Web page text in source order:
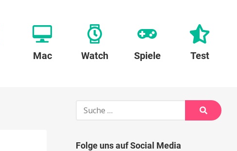
Mac Watch Spiele Test
Suche
Suche
Folge uns auf Social Media